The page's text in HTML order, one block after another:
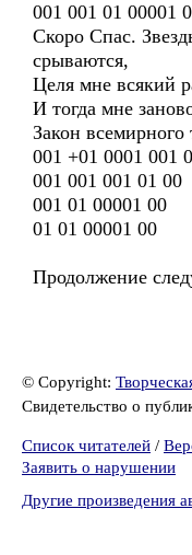
001 001 01 00001 0
Скоро Спас.
срываются,
Целя мне всякий
И тогда мне
Закон всемирного
001 +01 0001 001
001 001 001 01 00
001 01 00001 00
01 01 00001 00
Продолжение
© Copyright:
Свидетельство о
Список читателей /
Заявить о нарушении
Другие произведения